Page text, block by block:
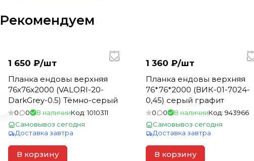
Рекомендуем
1 650 ₽/шт
Планка ендовы верхняя
76х76х2000 (VALORI-20-
DarkGrey-0.5) Тёмно-серый
0 0 В наличииКод:1010311
Самовывоз сегодня
Доставка завтра
В корзину
1 360 ₽/шт
Планка ендовы верхняя
76*76*2000 (ВИК-01-7024-
0,45) серый графит
0 0 В наличииКод: 943966
Самовывоз сегодня
Доставка завтра
В корзину